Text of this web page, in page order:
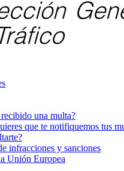
una multa?
que te notifiquemos tus
infracciones y sanciones
Unión Europea